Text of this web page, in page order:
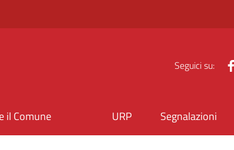
Seguici su:
il Comune URP Segnalazioni